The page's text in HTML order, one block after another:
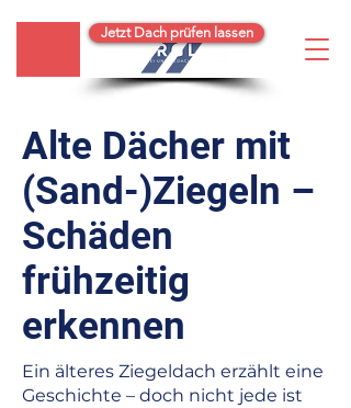
Jetzt Dach prüfen lassen
Alte Dächer mit
(Sand-)Ziegeln –
Schäden
frühzeitig
erkennen
Ein älteres Ziegeldach erzählt eine
Geschichte – doch nicht jede ist